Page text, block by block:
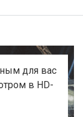
для вас
в HD-